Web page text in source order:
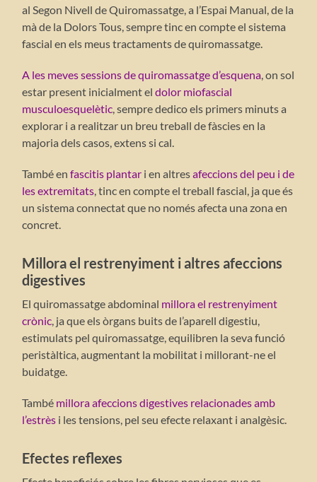
al Segon Nivell de Quiromassatge, a l’Espai Manual, de la
mà de la Dolors Tous, sempre tinc en compte el sistema
fascial en els meus tractaments de quiromassatge.
A les meves sessions de quiromassatge d’esquena , on sol
estar present inicialment eldolor miofascial
musculoesquelètic , sempre dedico els primers minuts a
explorar i a realitzar un breu treball de fàscies en la
majoria dels casos, extens si cal.
També enfascitis plantar i en altresafeccions del peu i de
les extremitats , tinc en compte el treball fascial, ja que és
un sistema connectat que no només afecta una zona en
concret.
Millora el restrenyiment i altres afeccions
digestives
El quiromassatge abdominal millora el restrenyiment
crònic , ja que els òrgans buits de l’aparell digestiu,
estimulats pel quiromassatge, equilibren la seva funció
peristàltica, augmentant la mobilitat i millorant-ne el
buidatge.
També millora afeccions digestives relacionades amb
l’estrès i les tensions, pel seu efecte relaxant i analgèsic.
Efectes reflexes